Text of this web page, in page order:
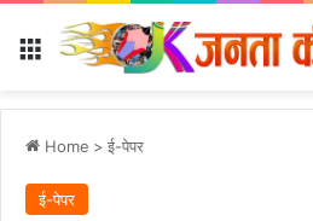
Menu
Home > ई-पेपर
ई-पेपर